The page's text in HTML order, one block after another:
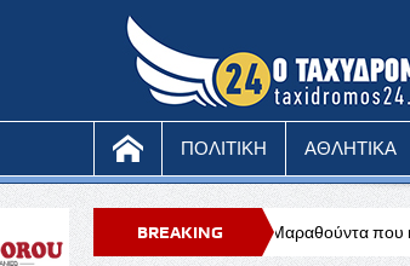
ΠΟΛΙΤΙΚΗ ΑΘΛΗΤΙΚΑ
BREAKING
η πυρκαγιά στη Μαραθούντα που κατέκαψε περίπου